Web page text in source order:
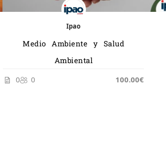
Ipao
Medio Ambiente y Salud
Ambiental
0
0 100.00€